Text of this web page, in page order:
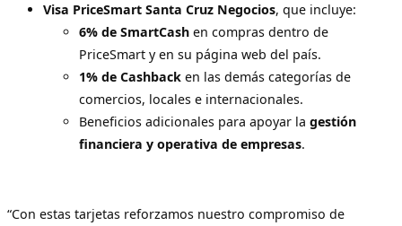
Visa PriceSmart Santa Cruz Negocios, que incluye:
6% de SmartCash en compras dentro de
PriceSmart y en su página web del país.
1% de Cashback en las demás categorías de
comercios, locales e internacionales.
Beneficios adicionales para apoyar la gestión
financiera y operativa de empresas.
“Con estas tarjetas reforzamos nuestro compromiso de